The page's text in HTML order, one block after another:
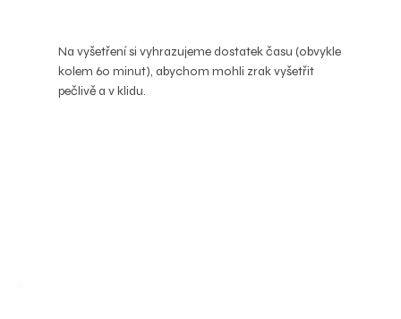
Na vyšetření si vyhrazujeme dostatek času (obvykle
kolem 60 minut), abychom mohli zrak vyšetřit
pečlivě a v klidu.